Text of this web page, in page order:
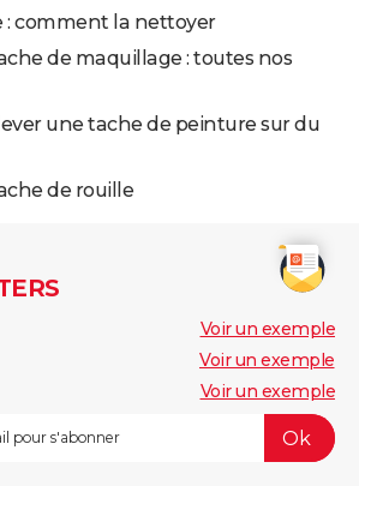
: comment la nettoyer
de maquillage : toutes nos
une tache de peinture sur du
de rouille
Voir un exemple
Voir un exemple
Voir un exemple